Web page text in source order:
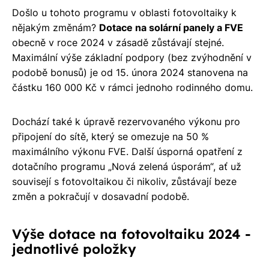
Došlo u tohoto programu v oblasti fotovoltaiky k
nějakým změnám? Dotace na solární panely a FVE
obecně v roce 2024 v zásadě zůstávají stejné.
Maximální výše základní podpory (bez zvýhodnění v
podobě bonusů) je od 15. února 2024 stanovena na
částku 160 000 Kč v rámci jednoho rodinného domu.
Dochází také k úpravě rezervovaného výkonu pro
připojení do sítě, který se omezuje na 50 %
maximálního výkonu FVE. Další úsporná opatření z
dotačního programu „Nová zelená úsporám“, ať už
souvisejí s fotovoltaikou či nikoliv, zůstávají beze
změn a pokračují v dosavadní podobě.
Výše dotace na fotovoltaiku 2024 -
jednotlivé položky